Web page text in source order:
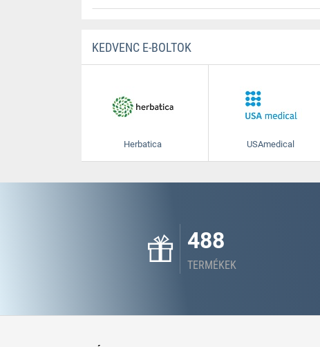
KEDVENC E-BOLTOK
Herbatica USAmedical
488
TERMÉKEK